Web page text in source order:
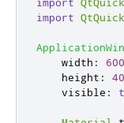
import QtQuick
import QtQuick
width :
600
height :
visible :